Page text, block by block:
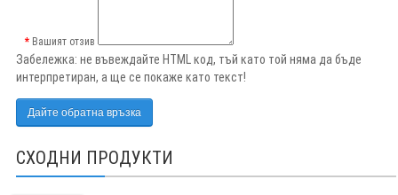
Вашият отзив
Забележка: не въвеждайте HTML код, тъй като той няма да бъде
интерпретиран, а ще се покаже като текст!
Дайте обратна връзка
СХОДНИ ПРОДУКТИ